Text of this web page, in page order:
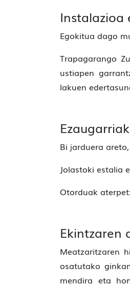
Instalazioa
Egokitua dago
Trapagarango
ustiapen
lakuen
Ezaugarriak
Bi jarduera
Jolastoki estalia
Otorduak
Ekintzaren
Meatzaritzaren
osatutako
mendira eta